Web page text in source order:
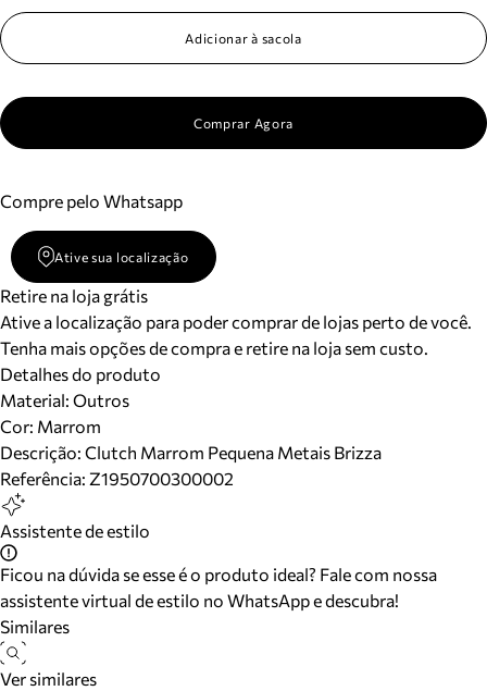
Adicionar à sacola
Comprar Agora
Compre pelo Whatsapp
Ative sua localização
Retire na loja grátis
Ative a localização para poder comprar de lojas perto de você.
Tenha mais opções de compra e retire na loja sem custo.
Detalhes do produto
Material: Outros
Cor: Marrom
Descrição: Clutch Marrom Pequena Metais Brizza
Referência: Z1950700300002
Assistente de estilo
Ficou na dúvida se esse é o produto ideal? Fale com nossa
assistente virtual de estilo no WhatsApp e descubra!
Similares
Ver similares